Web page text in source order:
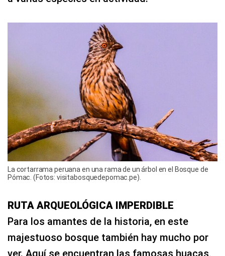
La cortarrama peruana en una rama de un árbol en el Bosque de
Pómac. (Fotos: visitabosquedepomac.pe).
RUTA ARQUEOLÓGICA IMPERDIBLE
Para los amantes de la historia, en este
majestuoso bosque también hay mucho por
ver. Aquí se encuentran las famosas huacas,